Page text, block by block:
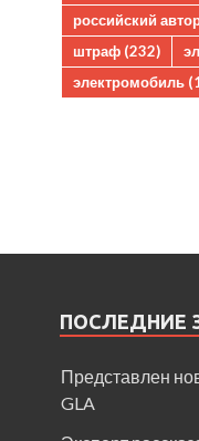
российский
штраф (232)
электромобиль
ПОСЛЕДНИЕ
Представлен
GLA